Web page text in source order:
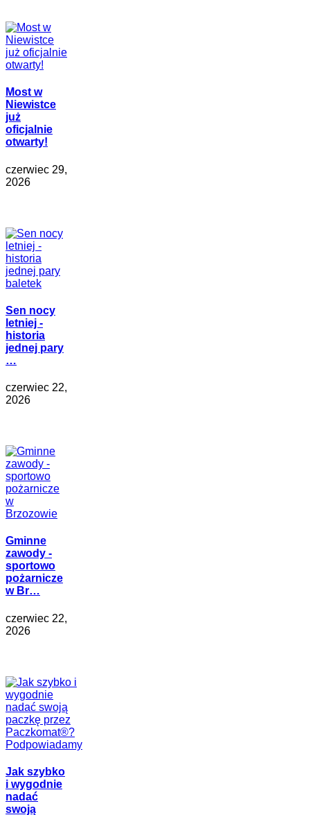
Most w
Niewistce
już
oficjalnie
otwarty!
czerwiec 29,
2026
Sen nocy
letniej -
historia
jednej pary
…
czerwiec 22,
2026
Gminne
zawody -
sportowo
pożarnicze
w Br…
czerwiec 22,
2026
Jak szybko
i wygodnie
nadać
swoją